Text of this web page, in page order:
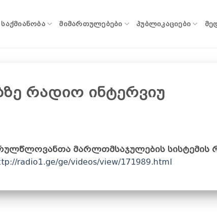
ᲡᲐᲥᲛᲘᲐᲜᲝᲑᲐ ᲛᲘᲛᲐᲠᲗᲣᲚᲔᲑᲔᲑᲘ ᲞᲣᲑᲚᲘᲙᲐᲪᲘᲔᲑᲘ
რადიო ინტერვიუ
მარლთმსაჯულების სისტემის
radio1.ge/ge/videos/view/171989.html